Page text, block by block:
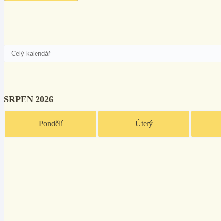
SRPEN 2026
Pondělí Úterý